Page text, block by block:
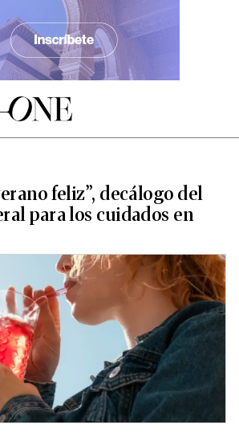
feliz”, decálogo del
para los cuidados en